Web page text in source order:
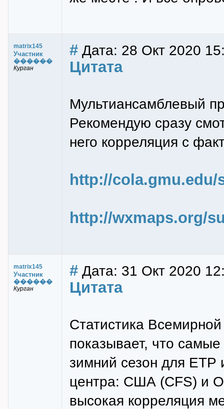
matrix145
Участник
������
Курган
# Дата: 28 Окт 2020
Цитата
Мультиансамблевый
Рекомендую сразу
него корреляция с
http://
http://wxmaps.org/
matrix145
Участник
������
Курган
# Дата: 31 Окт 2020
Цитата
Статистика
показывает, что
зимний сезон для ЕТР
центра: США (CFS) и
высокая корреляция